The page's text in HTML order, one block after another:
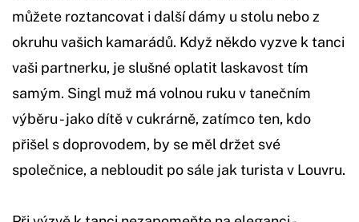
můžete roztancovat i další dámy u stolu nebo z
okruhu vašich kamarádů. Když někdo vyzve k tanci
vaši partnerku, je slušné oplatit laskavost tím
samým. Singl muž má volnou ruku v tanečním
výběru - jako dítě v cukrárně, zatímco ten, kdo
přišel s doprovodem, by se měl držet své
společnice, a nebloudit po sále jak turista v Louvru.